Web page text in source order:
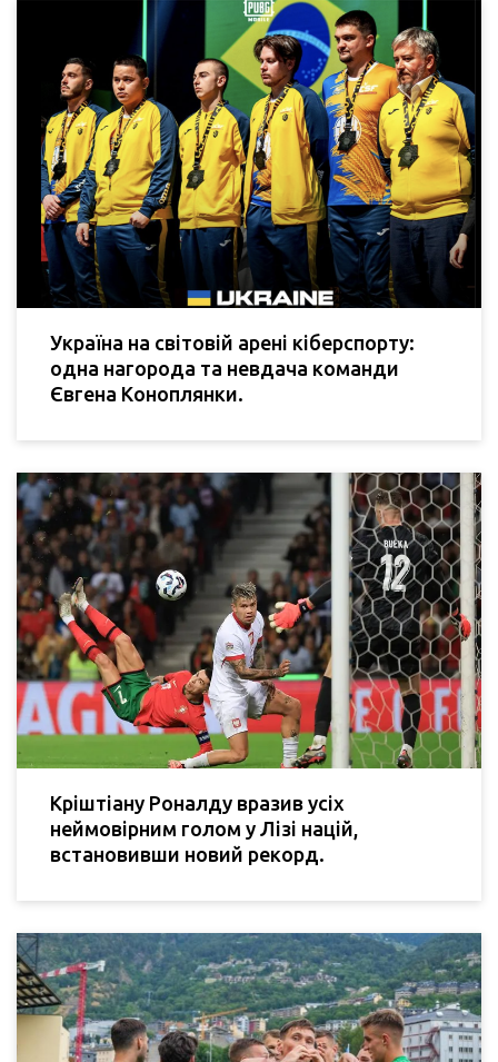
Україна на світовій арені кіберспорту:
одна нагорода та невдача команди
Євгена Коноплянки.
Кріштіану Роналду вразив усіх
неймовірним голом у Лізі націй,
встановивши новий рекорд.